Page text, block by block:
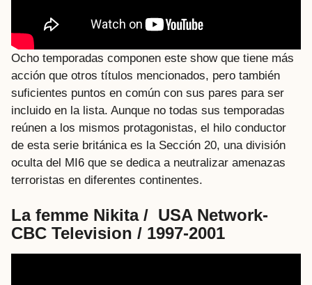
Ocho temporadas componen este show que tiene más
acción que otros títulos mencionados, pero también
suficientes puntos en común con sus pares para ser
incluido en la lista. Aunque no todas sus temporadas
reúnen a los mismos protagonistas, el hilo conductor
de esta serie británica es la Sección 20, una división
oculta del MI6 que se dedica a neutralizar amenazas
terroristas en diferentes continentes.
La femme Nikita / USA Network-
CBC Television / 1997-2001